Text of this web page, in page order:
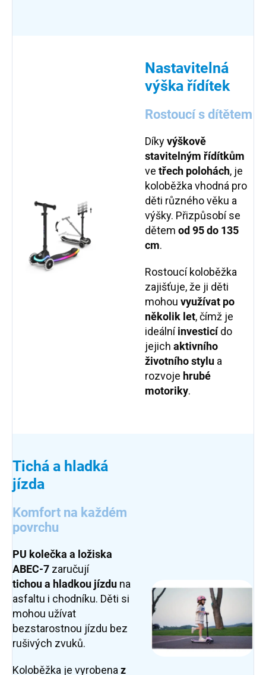
Nastavitelná
výška řídítek
Rostoucí s dítětem
Díkyvýškově
stavitelným řídítkům
ve třech polohách, je
koloběžka vhodná pro
děti různého věku a
výšky. Přizpůsobí se
dětem od 95 do 135
cm.
Rostoucí koloběžka
zajišťuje, že ji děti
mohou využívat po
několik let, čímž je
ideálníinvesticído
jejich aktivního
životního stylu a
rozvoje hrubé
motoriky.
Tichá a hladká
jízda
Komfort na každém
povrchu
PU kolečka a ložiska
ABEC-7 zaručují
tichoua hladkou jízdu na
asfaltu i chodníku. Děti si
mohou užívat
bezstarostnou jízdu bez
rušivých zvuků.
Koloběžka je vyrobenaz